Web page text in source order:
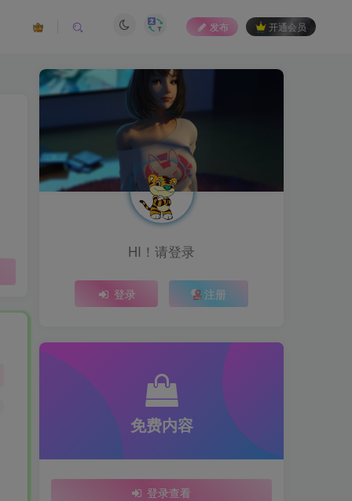
发布 开通会员
HI！请登录
登录 注册
免费内容
登录查看